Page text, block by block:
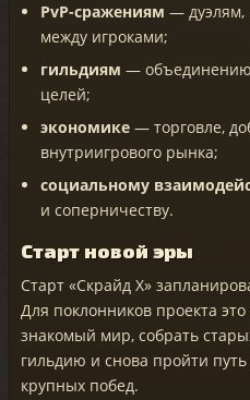
PvP-сражениям — дуэлям,
между игроками;
гильдиям — объединению
целей;
экономике — торговле,
внутриигрового рынка;
социальному
и соперничеству.
Старт новой эры
Старт «Скрайд X»
Для поклонников проекта
знакомый мир, собрать
гильдию и снова пройти
крупных побед.